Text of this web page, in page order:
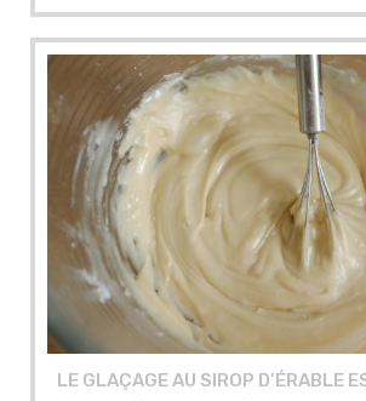
LE GLAÇAGE AU SIROP D’ÉRABLE